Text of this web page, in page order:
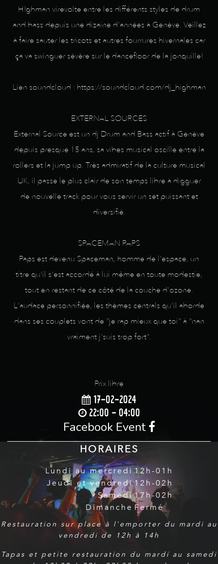
H!ghman virevolte entre les différents styles de drum
and bass depuis une dizaine d'années à Genève. Veillez
à faire sauter les tricots et autres fourrures hivernales car
ça va swinguer sévère sur le dancefloor de la jonquille!
Lien soundcloud : https://soundcloud.com/dj_highman
EXTERNAL SOURCES
External Source est un dj Drum and Bass actif à Genève
depuis presque 15 ans, sa vibes musical oscille entre la
rollers et la jump up. Très admiratif de la culture musical
UK, il passe le plus clair de son temps libre à digguer
de nouvelle track pour vous servir un set puissant et
diversifié.
SPACEMAN PAPS
Paps est devenu Spaceman, homme de l'espace, un
titre qu'il s'est accordé à lui même en toute modestie,
tout en restant de ce côté de la couche d'ozone.
L'audace personnifiée, les thèmes centrals qu'il aborde
dans ses couplets vont de "je rap mieux que toi" à "nan
vraiment j'suis trop fort".
Prix libre
17-02-2024
22:00 - 04:00
Facebook Event
HORAIRES
Lundi au mercredi
Jeudi et vendredi
Samedi
Dimanche
12h-01h
12h-02h
17h-02h
Fermé
Restauration sur place à l'emporter du mardi au
vendredi de 12h à 14h
Tapas et petite restauration du mardi au samedi